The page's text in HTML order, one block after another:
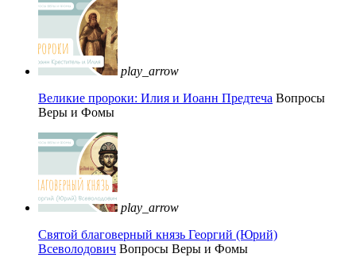
play_arrow
Великие пророки: Илия и Иоанн Предтеча Вопросы
Веры и Фомы
play_arrow
Святой благоверный князь Георгий (Юрий)
Всеволодович Вопросы Веры и Фомы